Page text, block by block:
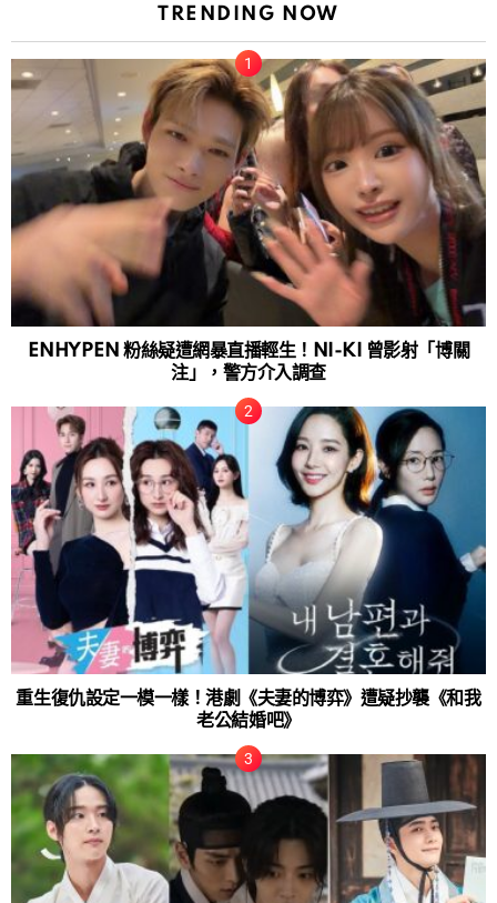
TRENDING NOW
ENHYPEN 粉絲疑遭網暴直播輕生！NI-KI 曾影射「博關
注」，警方介入調查
重生復仇設定一模一樣！港劇《夫妻的博弈》遭疑抄襲《和我
老公結婚吧》